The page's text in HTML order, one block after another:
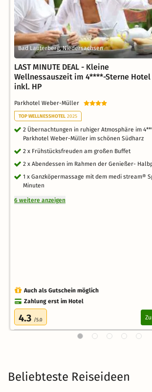
Bad Lauterberg, Niedersachsen
LAST MINUTE DEAL - Kleine
Wellnessauszeit im 4****-Sterne Hotel
inkl. HP
Parkhotel Weber-Müller
TOP WELLNESSHOTEL 2025
2 Übernachtungen in ruhiger Atmosphäre im
Parkhotel Weber-Müller im schönen Südharz
2 x Frühstücksfreuden am großen Buffet
2 x Abendessen im Rahmen der Genießer-
1 x Ganzköpermassage mit dem medi stream®
Minuten
6 weitere anzeigen
Auch als Gutschein möglich
Zahlung erst im Hotel
4.3 /5.0
Beliebteste Reiseideen
Wellnesshotels in